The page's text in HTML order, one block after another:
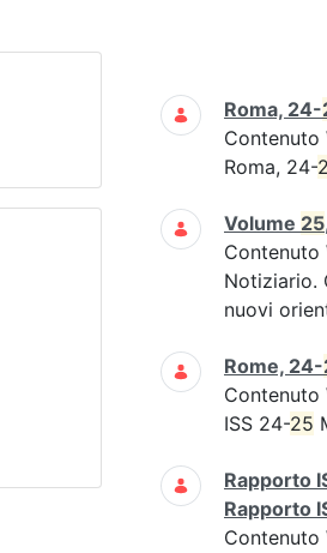
Ricerca
Roma, 24-
Contenuto
Roma, 24-
Volume 25
Contenuto
Notiziario.
nuovi
Rome, 24-
Contenuto
ISS 24-25
Rapporto
Rapporto
Contenuto